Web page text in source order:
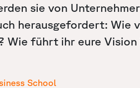
sie von
herausgefordert: Wie
Wie führt ihr eure
School